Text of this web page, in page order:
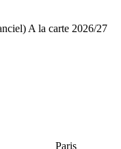
A la carte 2026/27
Paris